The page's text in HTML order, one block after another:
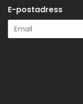
E-postadress